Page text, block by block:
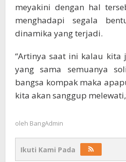
meyakini dengan hal
menghadapi segala
dinamika yang terjadi.
“Artinya saat ini kalau kita
yang sama semuanya
bangsa kompak maka
kita akan sanggup
oleh BangAdmin
Ikuti Kami Pada